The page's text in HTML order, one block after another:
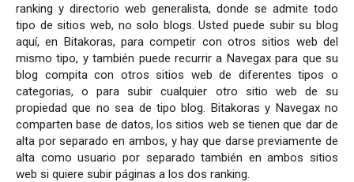
ranking y directorio web generalista, donde se admite todo
tipo de sitios web, no solo blogs. Usted puede subir su blog
aquí, en Bitakoras, para competir con otros sitios web del
mismo tipo, y también puede recurrir a Navegax para que su
blog compita con otros sitios web de diferentes tipos o
categorias, o para subir cualquier otro sitio web de su
propiedad que no sea de tipo blog. Bitakoras y Navegax no
comparten base de datos, los sitios web se tienen que dar de
alta por separado en ambos, y hay que darse previamente de
alta como usuario por separado también en ambos sitios
web si quiere subir páginas a los dos ranking.